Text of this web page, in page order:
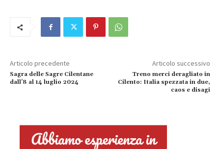
Articolo precedente
Sagra delle Sagre Cilentane
dall’8 al 14 luglio 2024
Articolo successivo
Treno merci deragliato in
Cilento: Italia spezzata in due,
caos e disagi